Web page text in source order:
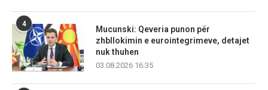
4
Mucunski: Qeveria punon për
zhbllokimin e eurointegrimeve, detajet
nuk thuhen
03.08.2026 16:35